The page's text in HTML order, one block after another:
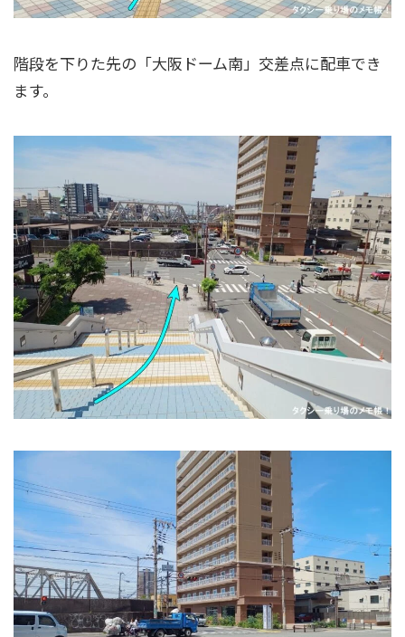
階段を下りた先の「大阪ドーム南」交差点に配車でき
ます。